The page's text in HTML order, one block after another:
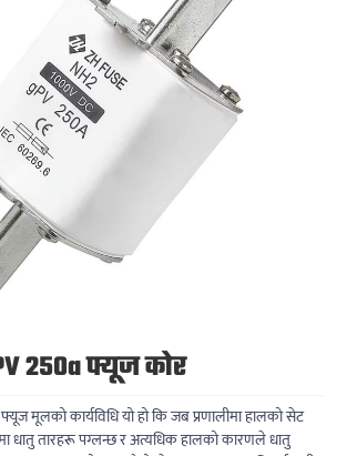
250a फ्यूज कोर
मूलको कार्यविधि यो हो कि जब प्रणालीमा हालको सेट
धातु तारहरू पग्लन्छ र अत्यधिक हालको कारणले धातु